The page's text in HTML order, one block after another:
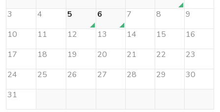
3
4 5 6 7 8
9
10
11 12 13 14 15
16
17
18 19 20 21 22
23
24
25 26 27 28 29
30
31